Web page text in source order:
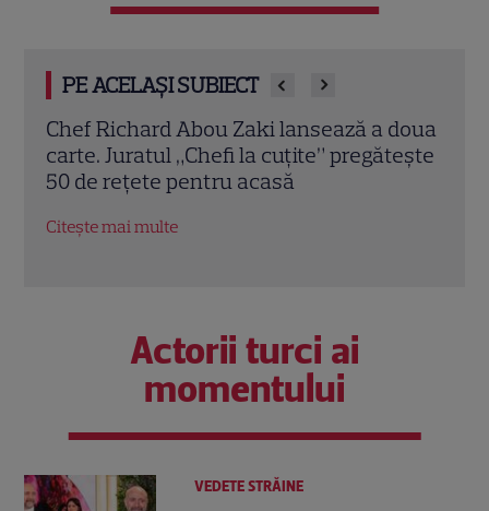
PE ACELAȘI SUBIECT
De la Chefi la cuțite, direct într-o
bucătărie cu stea Michelin! Marina Luca
a început stagiul în restaurantul lui Chef
Actorii turci ai
momentului
VEDETE STRĂINE